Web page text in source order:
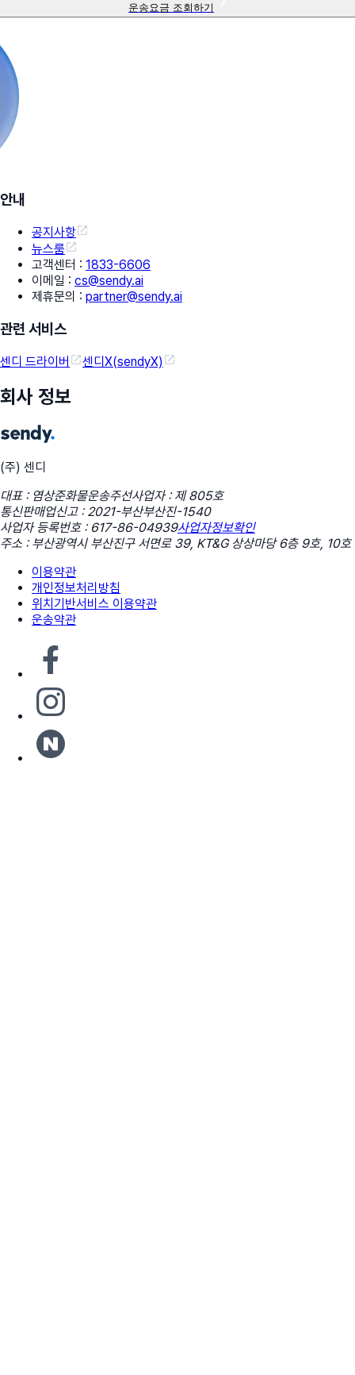
운송요금 조회하기
안내
공지사항
뉴스룸
고객센터 : 1833-6606
이메일 : cs@sendy.ai
제휴문의 : partner@sendy.ai
관련 서비스
센디 드라이버 센디X(sendyX)
회사 정보
(주) 센디
대표 : 염상준화물운송주선사업자 : 제 805호
통신판매업신고 : 2021-부산부산진-1540
사업자 등록번호 : 617-86-04939사업자정보확인
주소 : 부산광역시 부산진구 서면로 39, KT&G 상상마당 6층 9호, 10호
이용약관
개인정보처리방침
위치기반서비스 이용약관
운송약관